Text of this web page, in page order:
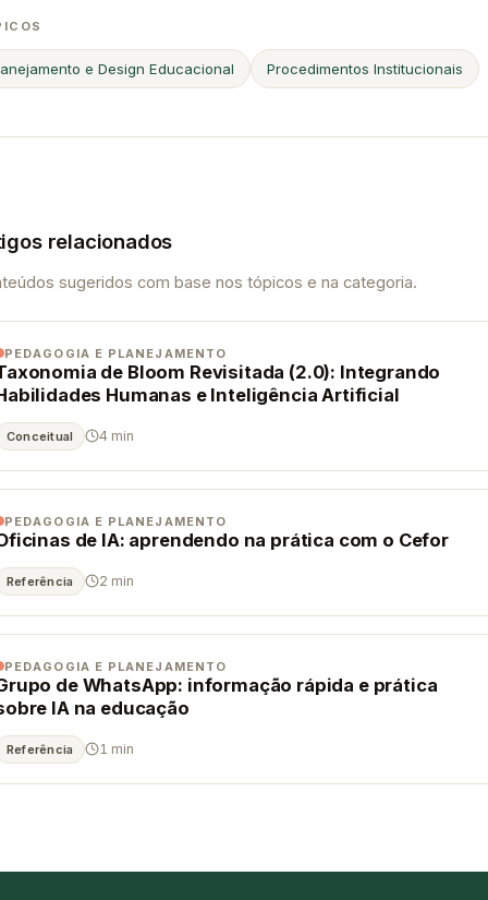
e Design Educacional Procedimentos Institucionais
relacionados
sugeridos com base nos tópicos e na categoria.
PEDAGOGIA E PLANEJAMENTO
de Bloom Revisitada (2.0): Integrando
Humanas e Inteligência Artificial
Conceitual 4 min
PEDAGOGIA E PLANEJAMENTO
de IA: aprendendo na prática com o Cefor
Referência 2 min
PEDAGOGIA E PLANEJAMENTO
de WhatsApp: informação rápida e prática
IA na educação
Referência 1 min